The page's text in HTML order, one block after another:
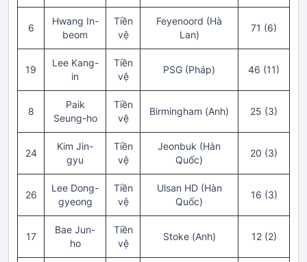
6
Hwang In-
beom
Tiền
vệ
Feyenoord (Hà
Lan)
71 (6)
19
Lee Kang-
in
Tiền
vệ
PSG (Pháp) 46 (11)
8
Paik
Seung-ho
Tiền
vệ
Birmingham (Anh) 25 (3)
24
Kim Jin-
gyu
Tiền
vệ
Jeonbuk (Hàn
Quốc)
20 (3)
26
Lee Dong-
gyeong
Tiền
vệ
Ulsan HD (Hàn
Quốc)
16 (3)
17
Bae Jun-
ho
Tiền
vệ
Stoke (Anh) 12 (2)